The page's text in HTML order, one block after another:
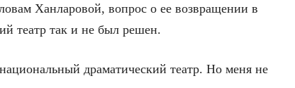
Ханларовой, вопрос о ее возвращении в
театр так и не был решен.
драматический театр. Но меня не